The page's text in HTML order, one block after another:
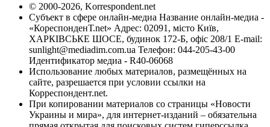
© 2000-2026, Korrespondent.net
Субъект в сфере онлайн-медиа Название онлайн-медиа -
«КореспонденТ.net» Адрес: 02091, місто Київ,
ХАРКІВСЬКЕ ШОСЕ, будинок 172-Б, офіс 208/1 E-mail:
sunlight@mediadim.com.ua Телефон: 044-205-43-00
Идентификатор медиа - R40-06068
Использование любых материалов, размещённых на
сайте, разрешается при условии ссылки на
Корреспондент.net.
При копировании материалов со страницы «Новости
Украины и мира», для интернет-изданий – обязательна